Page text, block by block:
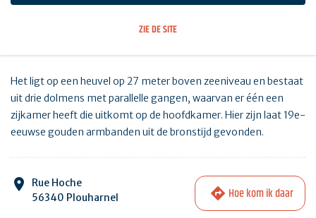
ZIE DE SITE
Het ligt op een heuvel op 27 meter boven zeeniveau en bestaat
uit drie dolmens met parallelle gangen, waarvan er één een
zijkamer heeft die uitkomt op de hoofdkamer. Hier zijn laat 19e-
eeuwse gouden armbanden uit de bronstijd gevonden.
Rue Hoche
56340 Plouharnel
Hoe kom ik daar